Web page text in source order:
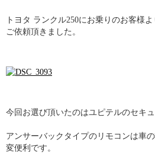
トヨタ ランクル250にお乗りのお客様
ご依頼頂きました。
今回お選び頂いたのはユピテルのセキュ
アンサーバックタイプのリモコンは車
変便利です。